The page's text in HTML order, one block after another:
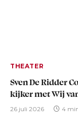
THEATER
Sven De Ridder
kijker met Wij
26 juli 2026 4